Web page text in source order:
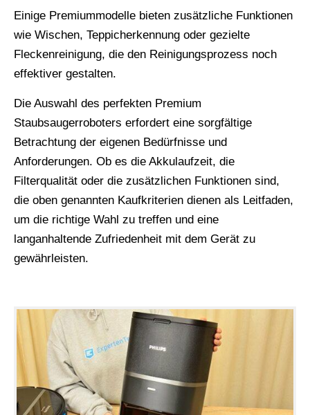
Einige Premiummodelle bieten zusätzliche Funktionen
wie Wischen, Teppicherkennung oder gezielte
Fleckenreinigung, die den Reinigungsprozess noch
effektiver gestalten.
Die Auswahl des perfekten Premium
Staubsaugerroboters erfordert eine sorgfältige
Betrachtung der eigenen Bedürfnisse und
Anforderungen. Ob es die Akkulaufzeit, die
Filterqualität oder die zusätzlichen Funktionen sind,
die oben genannten Kaufkriterien dienen als Leitfaden,
um die richtige Wahl zu treffen und eine
langanhaltende Zufriedenheit mit dem Gerät zu
gewährleisten.